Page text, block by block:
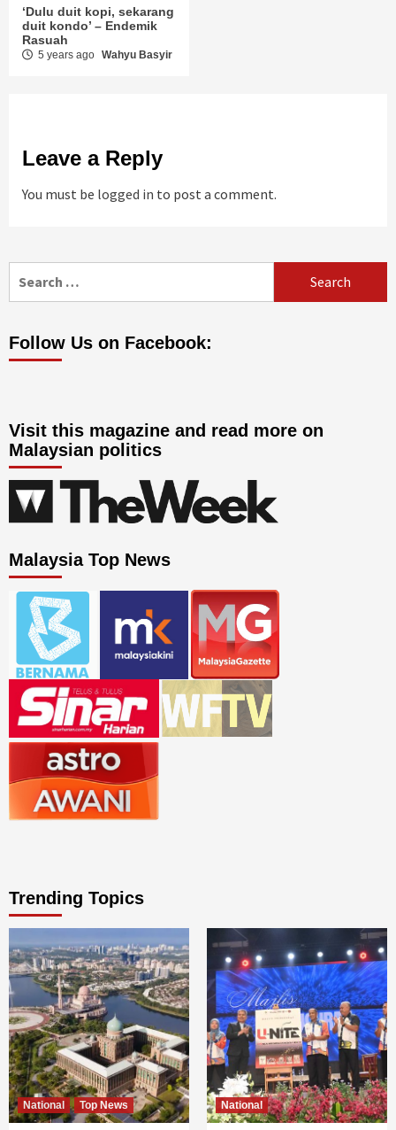
‘Dulu duit kopi, sekarang
duit kondo’ – Endemik
Rasuah
5 years ago Wahyu Basyir
Leave a Reply
You must be logged in to post a comment.
for:
Follow Us on Facebook:
Visit this magazine and read more on
Malaysian politics
Malaysia Top News
Trending Topics
National Top News National